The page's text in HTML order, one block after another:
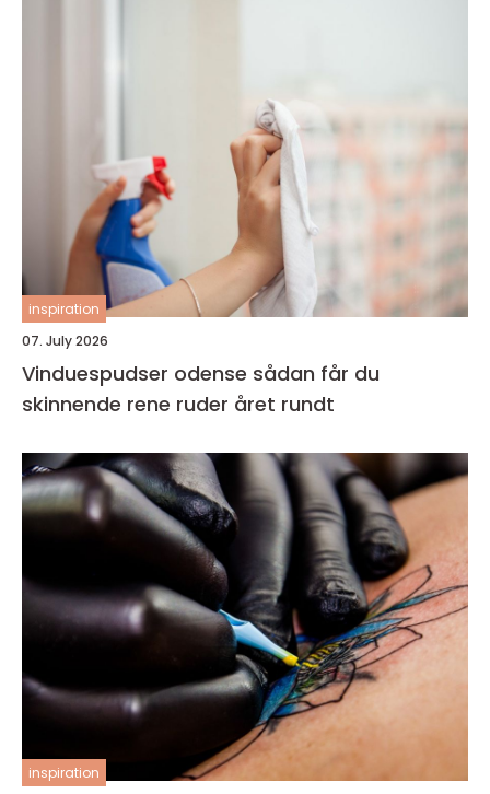
inspiration
07. July 2026
Vinduespudser odense sådan får du
skinnende rene ruder året rundt
inspiration